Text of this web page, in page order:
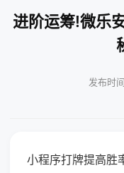
进阶运筹!微乐
发布时
小程序打牌提高胜